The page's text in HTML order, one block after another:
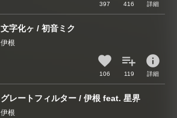
397 416 詳細
文字化ヶ / 初音ミク
伊根
106 119
info
詳細
グレートフィルター / 伊根 feat. 星界
伊根